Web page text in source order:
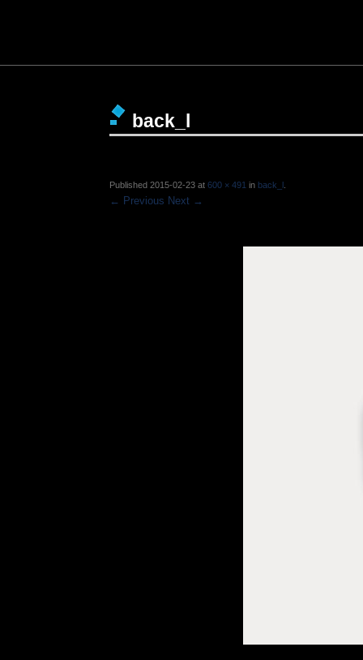
back_l
Published 2015-02-23 at 600 × 491 in back_l
← Previous Next →